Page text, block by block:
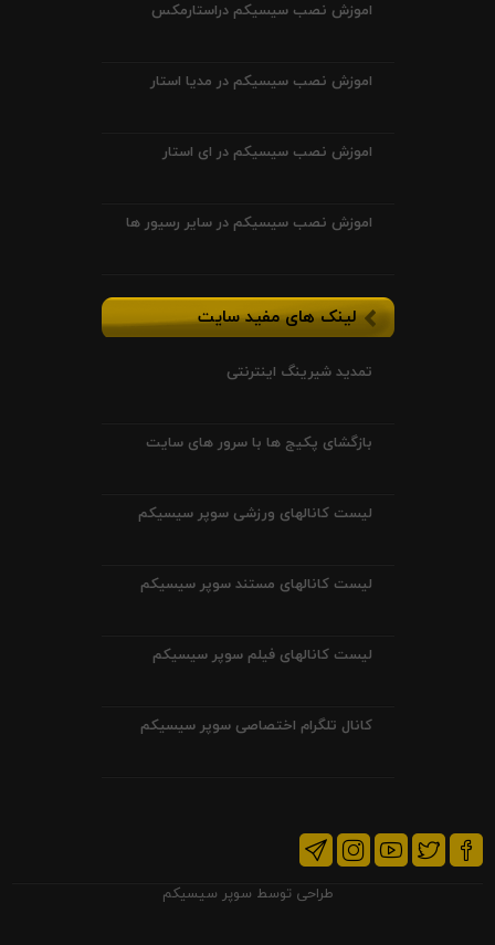
اموزش نصب سیسیکم دراستارمکس
اموزش نصب سیسیکم در مدیا استار
اموزش نصب سیسیکم در ای استار
اموزش نصب سیسیکم در سایر رسیور ها
لینک های مفید سایت
تمدید شیرینگ اینترنتی
بازگشای پکیج ها با سرور های سایت
لیست کانالهای ورزشی سوپر سیسیکم
لیست کانالهای مستند سوپر سیسیکم
لیست کانالهای فیلم سوپر سیسیکم
کانال تلگرام اختصاصی سوپر سیسیکم
طراحی توسط سوپر سیسیکم